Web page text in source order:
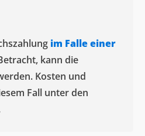
im Falle einer
kann die
Kosten und
Fall unter den